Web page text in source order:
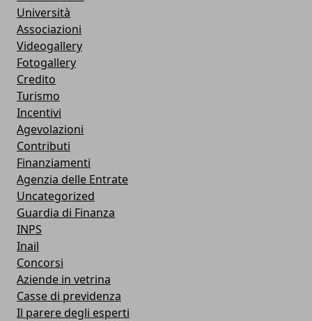
Università
Associazioni
Videogallery
Fotogallery
Credito
Turismo
Incentivi
Agevolazioni
Contributi
Finanziamenti
Agenzia delle Entrate
Uncategorized
Guardia di Finanza
INPS
Inail
Concorsi
Aziende in vetrina
Casse di previdenza
Il parere degli esperti